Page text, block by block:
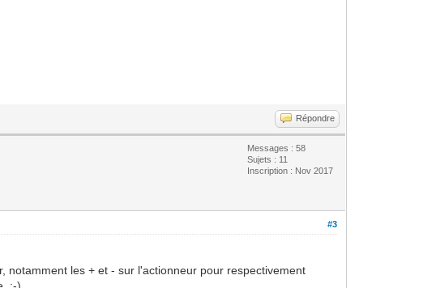
Répondre
Messages : 58
Sujets : 11
Inscription : Nov 2017
#3
notamment les + et - sur l'actionneur pour respectivement